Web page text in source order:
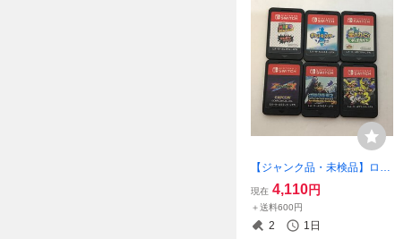
【ジャンク品・未検品】ロム
のみ ニンテンドースイッ
チ ソフト 6本セット ～ス
プラトゥーン３ 他【ゲー
ム-599】
現在 4,110円
＋送料600円
2 1日